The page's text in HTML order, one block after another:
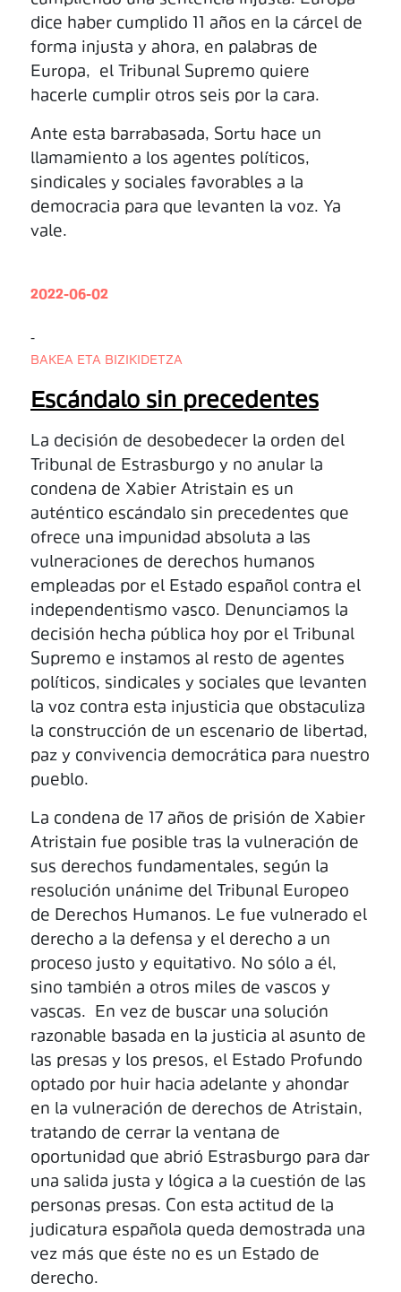
dice haber cumplido 11 años en la cárcel de
forma injusta y ahora, en palabras de
Europa, el Tribunal Supremo quiere
hacerle cumplir otros seis por la cara.
Ante esta barrabasada, Sortu hace un
llamamiento a los agentes políticos,
sindicales y sociales favorables a la
democracia para que levanten la voz. Ya
vale.
2022-06-02
-
BAKEA ETA BIZIKIDETZA
Escándalo sin precedentes
La decisión de desobedecer la orden del
Tribunal de Estrasburgo y no anular la
condena de Xabier Atristain es un
auténtico escándalo sin precedentes que
ofrece una impunidad absoluta a las
vulneraciones de derechos humanos
empleadas por el Estado español contra el
independentismo vasco. Denunciamos la
decisión hecha pública hoy por el Tribunal
Supremo e instamos al resto de agentes
políticos, sindicales y sociales que levanten
la voz contra esta injusticia que obstaculiza
la construcción de un escenario de libertad,
paz y convivencia democrática para nuestro
pueblo.
La condena de 17 años de prisión de Xabier
Atristain fue posible tras la vulneración de
sus derechos fundamentales, según la
resolución unánime del Tribunal Europeo
de Derechos Humanos. Le fue vulnerado el
derecho a la defensa y el derecho a un
proceso justo y equitativo. No sólo a él,
sino también a otros miles de vascos y
vascas. En vez de buscar una solución
razonable basada en la justicia al asunto de
las presas y los presos, el Estado Profundo
optado por huir hacia adelante y ahondar
en la vulneración de derechos de Atristain,
tratando de cerrar la ventana de
oportunidad que abrió Estrasburgo para dar
una salida justa y lógica a la cuestión de las
personas presas. Con esta actitud de la
judicatura española queda demostrada una
vez más que éste no es un Estado de
derecho.